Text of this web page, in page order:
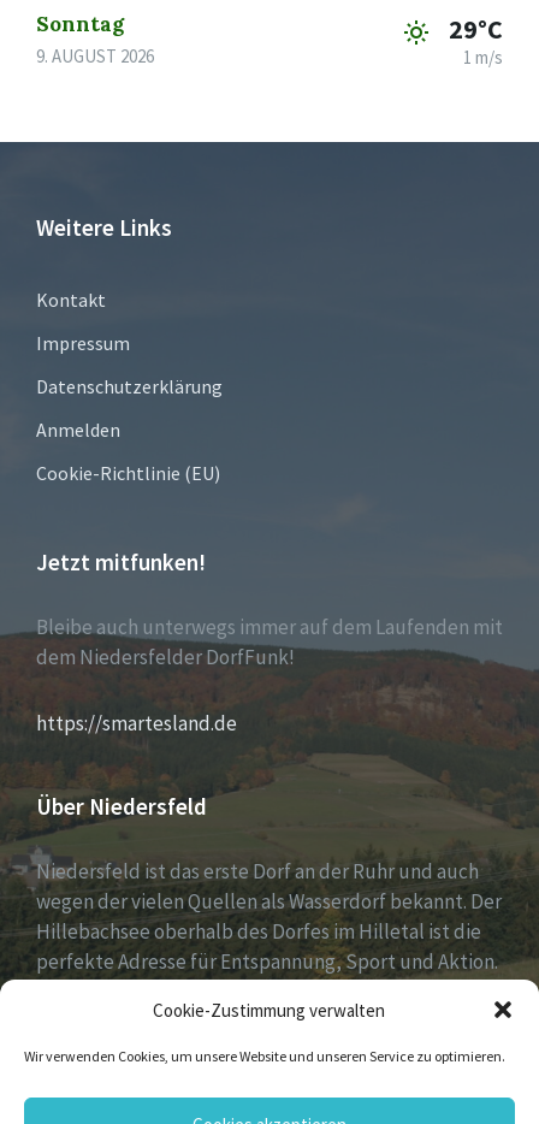
Cookie-Zustimmung verwalten
Wir verwenden Cookies, um unsere Website und unseren Service zu optimieren.
Sonntag
9. AUGUST 2026
29°C
1 m/s
Weitere Links
Kontakt
Impressum
Datenschutzerklärung
Anmelden
Cookie-Richtlinie (EU)
Jetzt mitfunken!
Bleibe auch unterwegs immer auf dem Laufenden mit
dem Niedersfelder DorfFunk!
https://smartesland.de
Über Niedersfeld
Niedersfeld ist das erste Dorf an der Ruhr und auch
wegen der vielen Quellen als Wasserdorf bekannt. Der
Hillebachsee oberhalb des Dorfes im Hilletal ist die
perfekte Adresse für Entspannung, Sport und Aktion.
Hochheide, 810 Meter hoch gelegen.
Facebook Flickr Instagram